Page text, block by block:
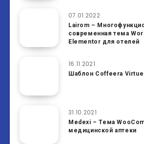
07.01.2022
Lairom –
современная тема
Elementor для отелей
16.11.2021
Шаблон Coffeera
31.10.2021
Medexi – Тема
медицинской аптеки